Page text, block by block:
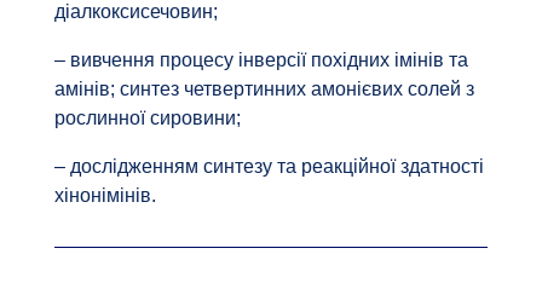
діалкоксисечовин;
– вивчення процесу інверсії похідних імінів та
амінів; синтез четвертинних амонієвих солей з
рослинної сировини;
– дослідженням синтезу та реакційної здатності
хінонімінів.